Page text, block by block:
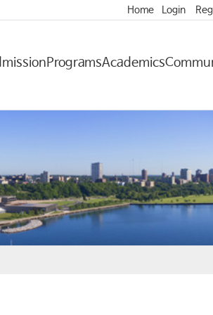
Home Login
ProgramsAcademics